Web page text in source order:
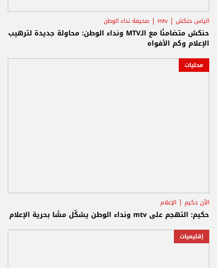
الياس حنكش mtv صحيفة نداء الوطن
حنكش متضامنًا مع الـMTV ونداء الوطن: محاولة جديدة لترهيب
الإعلام وكم الأفواه
محليات
الآن حكيم الإعلام
حكيم: التهجم على mtv ونداء الوطن يشكّل مسًّا بحرية الإعلام
إقليميات